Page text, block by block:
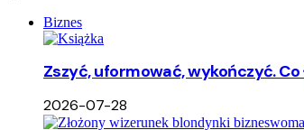
Biznes
Zszyć, uformować, wykończyć.
2026-07-28